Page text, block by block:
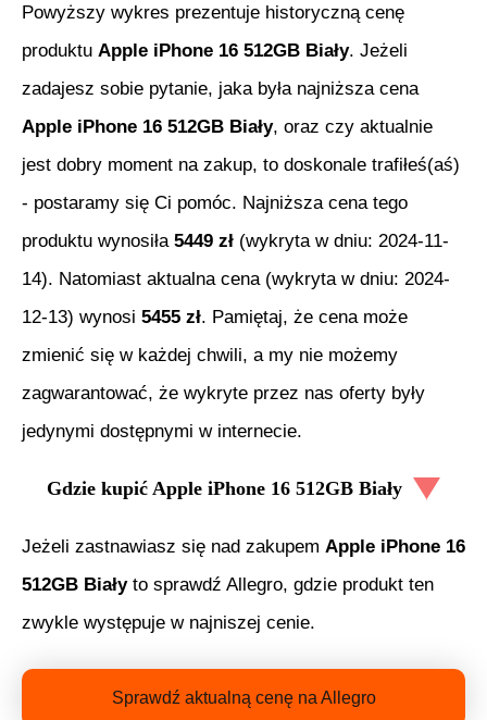
Powyższy wykres prezentuje historyczną cenę
produktu Apple iPhone 16 512GB Biały. Jeżeli
zadajesz sobie pytanie, jaka była najniższa cena
Apple iPhone 16 512GB Biały, oraz czy aktualnie
jest dobry moment na zakup, to doskonale trafiłeś(aś)
- postaramy się Ci pomóc. Najniższa cena tego
produktu wynosiła 5449 zł (wykryta w dniu: 2024-11-
14). Natomiast aktualna cena (wykryta w dniu: 2024-
12-13) wynosi 5455 zł. Pamiętaj, że cena może
zmienić się w każdej chwili, a my nie możemy
zagwarantować, że wykryte przez nas oferty były
jedynymi dostępnymi w internecie.
Gdzie kupić Apple iPhone 16 512GB Biały
Jeżeli zastnawiasz się nad zakupem Apple iPhone 16
512GB Białyto sprawdź Allegro, gdzie produkt ten
zwykle występuje w najniszej cenie.
Sprawdź aktualną cenę na Allegro